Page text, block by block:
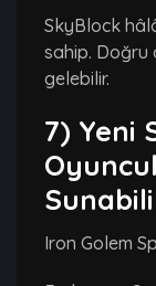
SkyBlock
sahip.
gelebilir.
7) Yeni
Iron Golem